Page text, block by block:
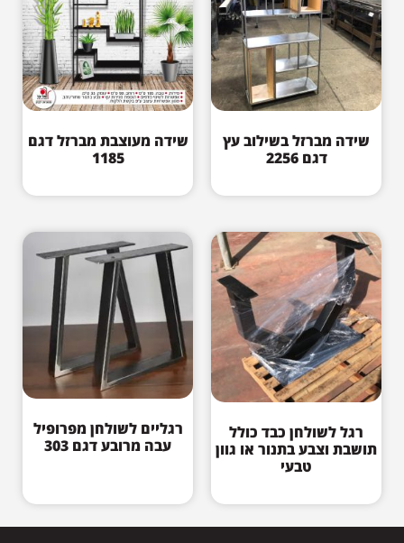
שידה מברזל בשילוב עץ
דגם 2256
שידה מעוצבת מברזל דגם
1185
רגל לשולחן כבד כולל
תושבת וצבע בתנור או גוון
טבעי
רגליים לשולחן מפרופיל
עבה מרובע דגם 303